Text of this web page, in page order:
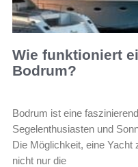
Wie funktioniert
Bodrum?
Bodrum ist eine
Segelenthusiasten und
Die Möglichkeit, eine Yacht
nicht nur die